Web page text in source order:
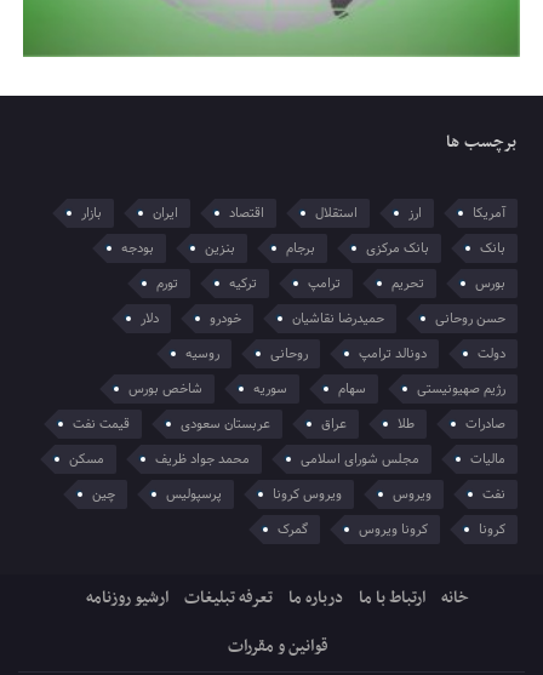
برچسب ها
آمریکا ارز استقلال اقتصاد ایران
بازار
بانک
بانک مرکزی برجام بنزین
بودجه
بورس
تحریم ترامپ ترکیه
تورم
حسن روحانی
حمیدرضا نقاشیان خودرو
دلار
دولت
دونالد ترامپ روحانی
روسیه
رژیم صهیونیستی
سهام سوریه
شاخص بورس
صادرات
طلا عراق عربستان سعودی
قیمت نفت
مالیات
مجلس شورای اسلامی محمد جواد ظریف
مسکن
نفت
ویروس ویروس کرونا پرسپولیس
چین
کرونا
کرونا ویروس گمرک
خانه ارتباط با ما درباره ما تعرفه تبلیغات ارشیو روزنامه
قوانین و مقررات